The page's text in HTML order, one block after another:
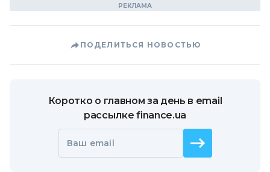
ПОДЕЛИТЬСЯ НОВОСТЬЮ
Коротко о главном за день в email
рассылке finance.ua
Ваш email